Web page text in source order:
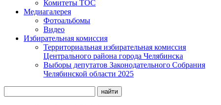
Комитеты ТОС
Медиагалерея
Фотоальбомы
Видео
Избирательная комиссия
Территориальная избирательная комиссия
Центрального района города Челябинска
Выборы депутатов Законодательного Собрания
Челябинской области 2025
найти